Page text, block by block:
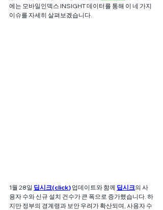
에는 모바일인덱스 INSIGHT 데이터를 통해 이 네 가지
이슈를 자세히 살펴보겠습니다.
1월 28일 딥시크(click) 업데이트와 함께 딥시크의 사
용자 수와 신규 설치 건수가 큰 폭으로 증가했습니다. 하
지만 정부의 경계령과 보안 우려가 확산되며, 사용자 수